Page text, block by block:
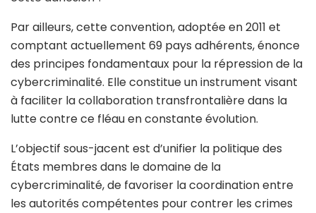
Par ailleurs, cette convention, adoptée en 2011 et
comptant actuellement 69 pays adhérents, énonce
des principes fondamentaux pour la répression de la
cybercriminalité. Elle constitue un instrument visant
à faciliter la collaboration transfrontalière dans la
lutte contre ce fléau en constante évolution.
L’objectif sous-jacent est d’unifier la politique des
États membres dans le domaine de la
cybercriminalité, de favoriser la coordination entre
les autorités compétentes pour contrer les crimes